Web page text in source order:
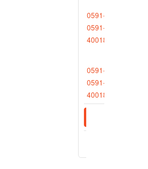
0591-88013377
0591-87727306
4001868696转2
0591-88013380
0591-87512570
4001868696转2